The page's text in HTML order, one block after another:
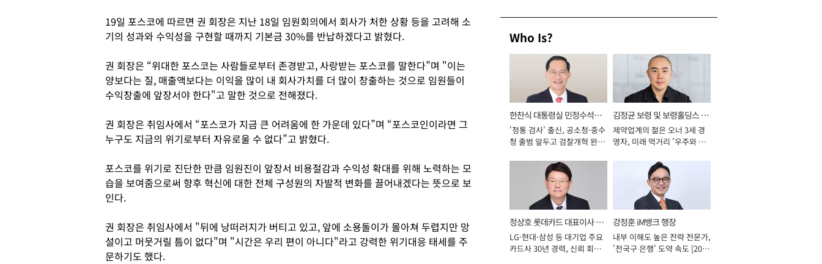
19일 포스코에 따르면 권 회장은 지난 18일 임원회의에서 회사가 처한 상황 등을 고려해 소
기의 성과와 수익성을 구현할 때까지 기본금 30%를 반납하겠다고 밝혔다.
권 회장은 “위대한 포스코는 사람들로부터 존경받고, 사랑받는 포스코를 말한다”며 "이는
양보다는 질, 매출액보다는 이익을 많이 내 회사가치를 더 많이 창출하는 것으로 임원들이
수익창출에 앞장서야 한다"고 말한 것으로 전해졌다.
권 회장은 취임사에서 “포스코가 지금 큰 어려움에 한 가운데 있다”며 “포스코인이라면 그
누구도 지금의 위기로부터 자유로울 수 없다”고 밝혔다.
포스코를 위기로 진단한 만큼 임원진이 앞장서 비용절감과 수익성 확대를 위해 노력하는 모
습을 보여줌으로써 향후 혁신에 대한 전체 구성원의 자발적 변화를 끌어내겠다는 뜻으로 보
인다.
권 회장은 취임사에서 "뒤에 낭떠러지가 버티고 있고, 앞에 소용돌이가 몰아쳐 두렵지만 망
설이고 머뭇거릴 틈이 없다"며 "시간은 우리 편이 아니다"라고 강력한 위기대응 태세를 주
문하기도 했다.
Who Is?
한찬식 대통령실 민정수석비
서관
'정통 검사' 출신, 공소청·중수
청 출범 앞두고 검찰개혁 완수
김정균 보령 및 보령홀딩스 대
표이사 사장
제약업계의 젊은 오너 3세 경
영자, 미래 먹거리 '우주와 헬
정상호 롯데카드 대표이사 사
장
LG·현대·삼성 등 대기업 주요
카드사 30년 경력, 신뢰 회복
강정훈 iM뱅크 행장
내부 이해도 높은 전략 전문가,
'전국구 은행' 도약 속도 [2026